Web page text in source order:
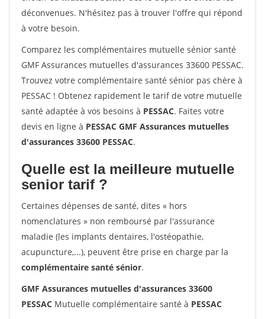
déconvenues. N'hésitez pas à trouver l'offre qui répond
à votre besoin.
Comparez les complémentaires mutuelle sénior santé
GMF Assurances mutuelles d'assurances 33600 PESSAC.
Trouvez votre complémentaire santé sénior pas chère à
PESSAC ! Obtenez rapidement le tarif de votre mutuelle
santé adaptée à vos besoins à PESSAC. Faites votre
devis en ligne à PESSAC GMF Assurances mutuelles
d'assurances 33600 PESSAC.
Quelle est la meilleure mutuelle
senior tarif ?
Certaines dépenses de santé, dites « hors
nomenclatures » non remboursé par l'assurance
maladie (les implants dentaires, l'ostéopathie,
acupuncture,...), peuvent être prise en charge par la
complémentaire santé sénior.
GMF Assurances mutuelles d'assurances 33600
PESSAC Mutuelle complémentaire santé à PESSAC